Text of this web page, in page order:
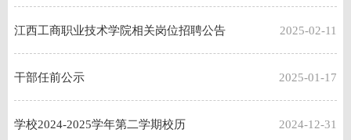
江西工商职业技术学院相关岗位招聘公告 2025-02-11
干部任前公示 2025-01-17
学校2024-2025学年第二学期校历 2024-12-31